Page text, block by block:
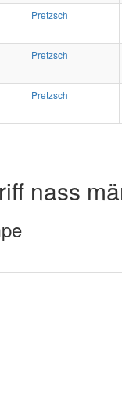
Pretzsch
Pretzsch
Pretzsch
nass